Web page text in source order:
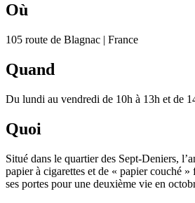
Où
105 route de Blagnac | France
Quand
Du lundi au vendredi de 10h à 13h et de
Quoi
Situé dans le quartier des Sept-Deniers,
papier à cigarettes et de « papier couché
ses portes pour une deuxième vie en